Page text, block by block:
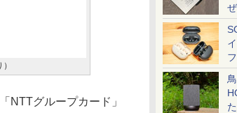
た
NTTグループカード」